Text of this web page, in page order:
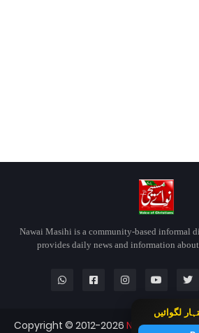
لگوائیں
Nawai Masihi is a community-based informal
provides daily news and information
Copyright © 2012-2026 Nawai Masihi